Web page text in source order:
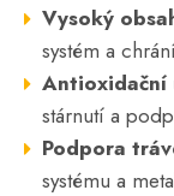
Vysoký
systém a
Antioxidační
stárnutí a
Podpora
systému a